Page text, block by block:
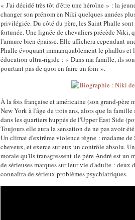
« J'ai décidé très tôt d'être une héroïne » : la
changer son prénom en Niki quelques années
privilégiée. Du côté du père, les Saint Phalle
fortunée. Une lignée de chevaliers précède Niki,
l'armure bien épaisse. Elle affichera cependant
Phalle évoquant immanquablement le phallus et
éducation ultra-rigide : « Dans ma famille, ils
pourtant pas de quoi en faire un foin ».
À la fois française et américaine (son grand-père
New York à l'âge de trois ans, alors que la
dans les quartiers huppés de l'Upper East Side
Toujours elle aura la sensation de ne pas avoir
Un climat d'extrême violence règne : madame de
cheveux, et exerce sur eux un contrôle absolu.
morale qu'ils transgressent (le père André est
de sérieuses marques sur leur vie d'adulte :
connaîtra de sérieux problèmes psychiatriques.